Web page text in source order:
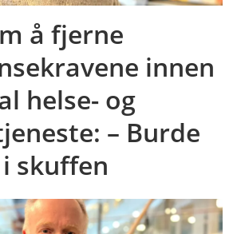
å fjerne
innen
helse- og
– Burde
skuffen